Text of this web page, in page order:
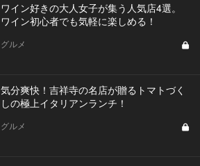
ワイン好きの大人女子が集う人気店4選。
ワイン初心者でも気軽に楽しめる！
グルメ
気分爽快！吉祥寺の名店が贈るトマトづく
しの極上イタリアンランチ！
グルメ